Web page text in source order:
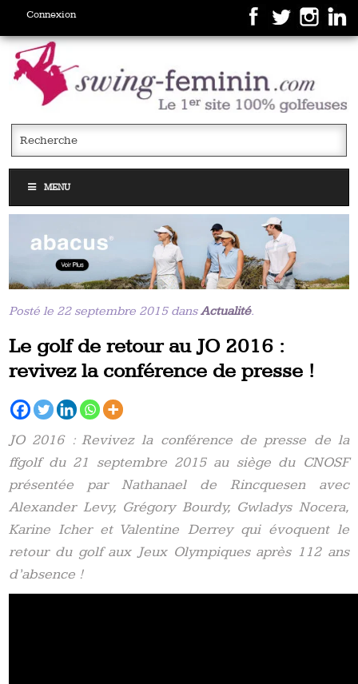
Connexion
MENU
Posté le 22 septembre 2015 dansActualité.
Le golf de retour au JO 2016 :
revivez la conférence de presse !
JO 2016 : Revivez la conférence de presse de la
ffgolf du 21 septembre 2015 au siège du CNOSF
présentée par Nathanael de Rincquesen avec
Alexander Levy, Grégory Bourdy, Gwladys Nocera,
Karine Icher et Valentine Derrey qui évoquent le
retour du golf aux Jeux Olympiques après 112 ans
d’absence !